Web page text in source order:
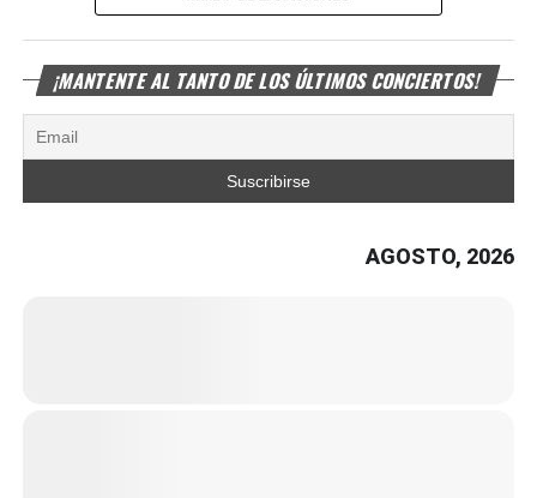
¡MANTENTE AL TANTO DE LOS ÚLTIMOS CONCIERTOS!
AGOSTO, 2026